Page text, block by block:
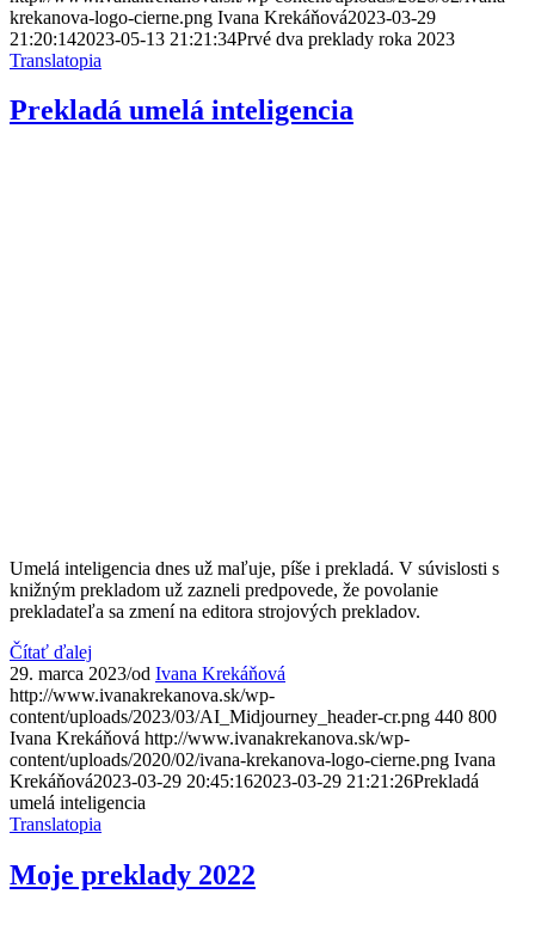
krekanova-logo-cierne.png Ivana Krekáňová2023-03-29
21:20:142023-05-13 21:21:34Prvé dva preklady roka 2023
Translatopia
Prekladá umelá inteligencia
Umelá inteligencia dnes už maľuje, píše i prekladá. V súvislosti s
knižným prekladom už zazneli predpovede, že povolanie
prekladateľa sa zmení na editora strojových prekladov.
Čítať ďalej
29. marca 2023/od Ivana Krekáňová
http://www.ivanakrekanova.sk/wp-
content/uploads/2023/03/AI_Midjourney_header-cr.png 440 800
Ivana Krekáňová http://www.ivanakrekanova.sk/wp-
content/uploads/2020/02/ivana-krekanova-logo-cierne.png Ivana
Krekáňová2023-03-29 20:45:162023-03-29 21:21:26Prekladá
umelá inteligencia
Translatopia
Moje preklady 2022